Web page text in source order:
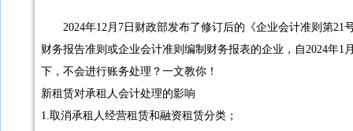
2024年12月7日财政部发布了修订后的《企业会计准则第
财务报告准则或企业会计准则编制财务报表的企业，自2024年
下，不会进行账务处理？一文教你！
新租赁对承租人会计处理的影响
1.取消承租人经营租赁和融资租赁分类；